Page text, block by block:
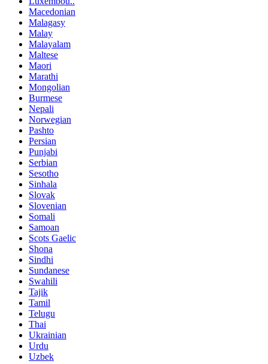
Macedonian
Malagasy
Malay
Malayalam
Maltese
Maori
Marathi
Mongolian
Burmese
Nepali
Norwegian
Pashto
Persian
Punjabi
Serbian
Sesotho
Sinhala
Slovak
Slovenian
Somali
Samoan
Scots Gaelic
Shona
Sindhi
Sundanese
Swahili
Tajik
Tamil
Telugu
Thai
Ukrainian
Urdu
Uzbek